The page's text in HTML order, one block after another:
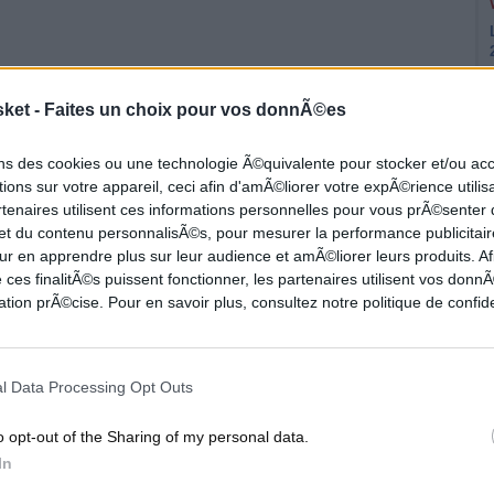
- Faites un choix pour vos donnÃ©es
des cookies ou une technologie Ã©quivalente pour stocker et/ou
sur votre appareil, ceci afin d'amÃ©liorer votre expÃ©rience
utilisent ces informations personnelles pour vous prÃ©senter
du contenu personnalisÃ©s, pour mesurer la performance
en apprendre plus sur leur audience et amÃ©liorer leurs produits.
ces finalitÃ©s puissent fonctionner, les partenaires utilisent vos
prÃ©cise. Pour en savoir plus, consultez notre politique de
Data Processing Opt Outs
opt-out of the Sharing of my personal data.
des Celtics,Brandon Basspourrait quitter la
aux postes d'intérieurs, Boston ne compterait
Bass posséde un salaire assez important,
19,3 millions de dollars.
avenir au sein de Boston, puisqu'il avait
que prenait la franchise. Propos de